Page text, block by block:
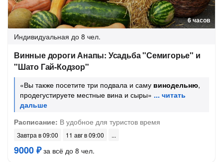
6 часов
Индивидуальная до 8 чел.
Винные дороги Анапы: Усадьба "Семигорье" и
"Шато Гай-Кодзор"
«Вы также посетите три подвала и саму винодельню,
продегустируете местные вина и сыры»
Расписание: В удобное для туристов время
Завтра в 09:00 11 авг в 09:00
9000 ₽за всё до 8 чел.